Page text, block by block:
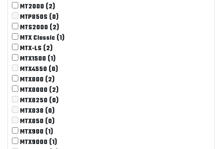
MT2000 (2)
MTP850S (0)
MTS2000 (2)
MTX Classic (1)
MTX-LS (2)
MTX1500 (1)
MTX4550 (0)
MTX800 (2)
MTX8000 (2)
MTX8250 (0)
MTX838 (0)
MTX850 (0)
MTX900 (1)
MTX9000 (1)